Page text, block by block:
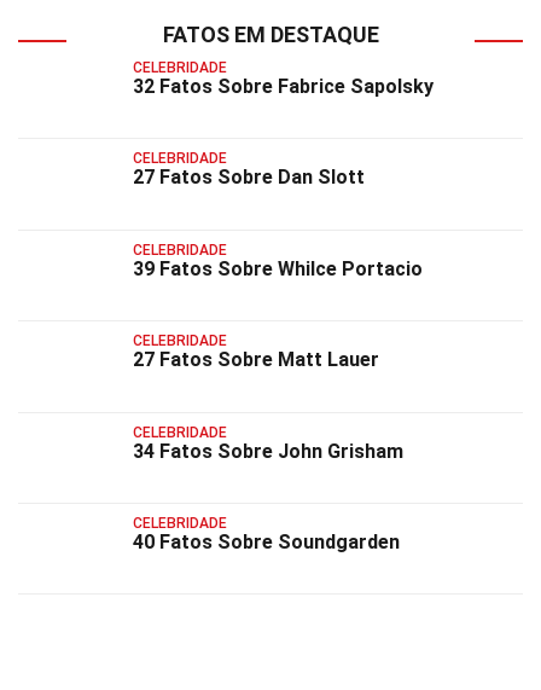
FATOS EM DESTAQUE
CELEBRIDADE
32 Fatos Sobre Fabrice Sapolsky
CELEBRIDADE
27 Fatos Sobre Dan Slott
CELEBRIDADE
39 Fatos Sobre Whilce Portacio
CELEBRIDADE
27 Fatos Sobre Matt Lauer
CELEBRIDADE
34 Fatos Sobre John Grisham
CELEBRIDADE
40 Fatos Sobre Soundgarden